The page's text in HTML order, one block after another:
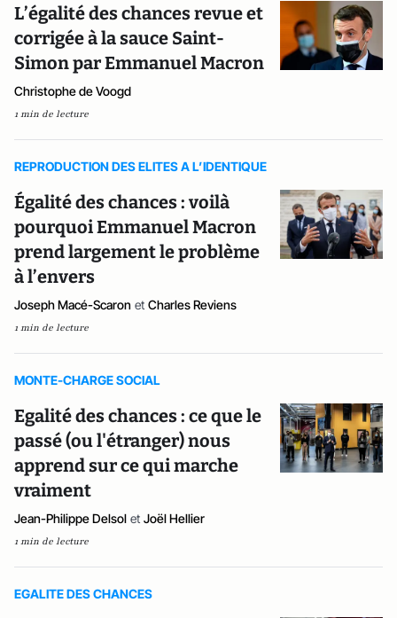
L’égalité des chances revue et
corrigée à la sauce Saint-
Simon par Emmanuel Macron
Christophe de Voogd
1 min de lecture
REPRODUCTION DES ELITES A L’IDENTIQUE
Égalité des chances : voilà
pourquoi Emmanuel Macron
prend largement le problème
à l’envers
Joseph Macé-Scaron et Charles Reviens
1 min de lecture
MONTE-CHARGE SOCIAL
Egalité des chances : ce que le
passé (ou l'étranger) nous
apprend sur ce qui marche
vraiment
Jean-Philippe Delsol et Joël Hellier
1 min de lecture
EGALITE DES CHANCES